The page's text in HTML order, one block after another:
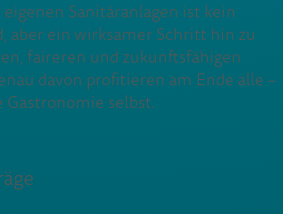
Sanitäranlagen ist kein
aber ein wirksamer Schritt hin zu
faireren und zukunftsfähigen
davon profitieren am Ende alle –
selbst.